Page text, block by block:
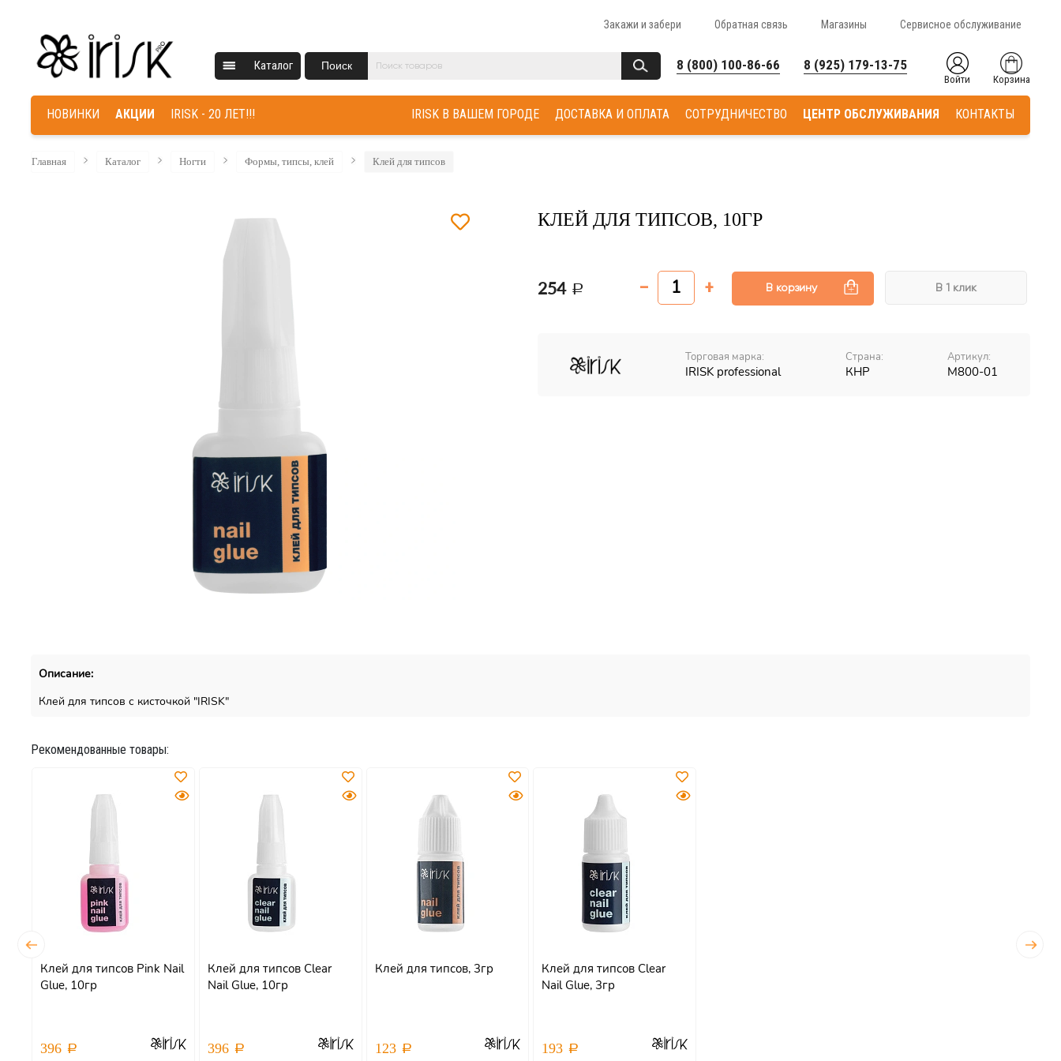
Закажи и забери Обратная связь Магазины Сервисное обслуживание
Каталог Поиск 8 (800) 100-86-66 8 (925) 179-13-75
Войти Корзина
НОВИНКИ АКЦИИ IRISK - 20 ЛЕТ!!! КОНТАКТЫ
ЦЕНТР ОБСЛУЖИВАНИЯ
СОТРУДНИЧЕСТВО
ДОСТАВКА И ОПЛАТА
IRISK В ВАШЕМ ГОРОДЕ
Главная Каталог Ногти Формы, типсы, клей Клей для типсов
КЛЕЙ ДЛЯ ТИПСОВ, 10ГР
254 В корзину В 1 клик
Торговая марка:
IRISK professional
Страна:
КНР
Артикул:
М800-01
Описание:
Клей для типсов с кисточкой "IRISK"
Рекомендованные товары:
Клей для типсов Pink Nail
Glue, 10гр
396
Клей для типсов Clear
Nail Glue, 10гр
396
Клей для типсов, 3гр
123
Клей для типсов Clear
Nail Glue, 3гр
193